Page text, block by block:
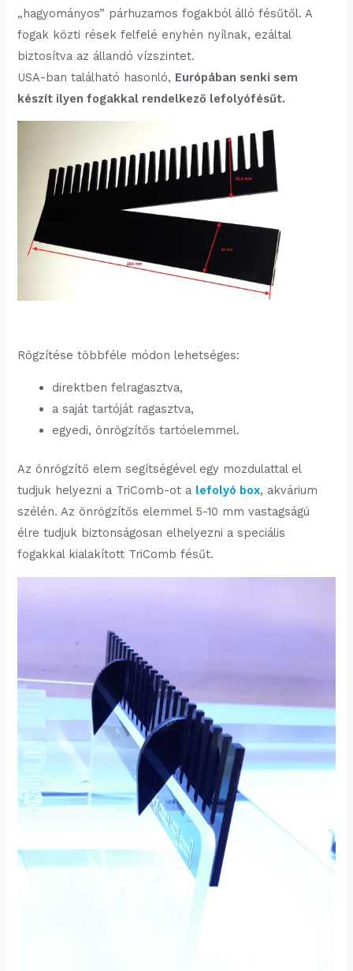
„hagyományos” párhuzamos fogakból álló fésűtől. A
fogak közti rések felfelé enyhén nyílnak, ezáltal
biztosítva az állandó vízszintet.
USA-ban található hasonló, Európában senki sem
készít ilyen fogakkal rendelkező lefolyófésűt.
Rögzítése többféle módon lehetséges:
direktben felragasztva,
a saját tartóját ragasztva,
egyedi, önrögzítős tartóelemmel.
Az önrögzítő elem segítségével egy mozdulattal el
tudjuk helyezni a TriComb-ot a lefolyó box, akvárium
szélén. Az önrögzítős elemmel 5-10 mm vastagságú
élre tudjuk biztonságosan elhelyezni a speciális
fogakkal kialakított TriComb fésűt.